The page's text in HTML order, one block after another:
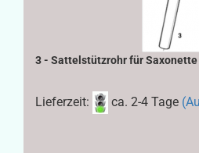
3 - Sattelstützrohr für Saxonette
Lieferzeit: ca. 2-4 Tage